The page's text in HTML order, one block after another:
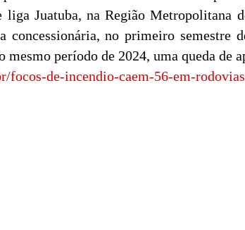
liga Juatuba, na Região Metropolitana
concessionária, no primeiro
mesmo período de 2024, uma queda de
focos-de-incendio-caem-56-em-